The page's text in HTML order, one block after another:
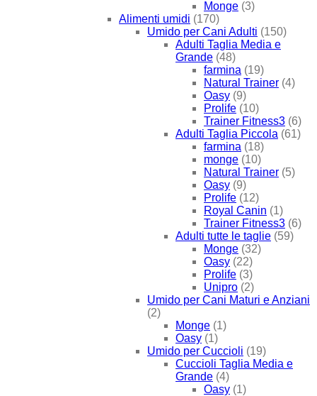
Monge (3)
Alimenti umidi (170)
Umido per Cani Adulti (150)
Adulti Taglia Media e
Grande (48)
farmina (19)
Natural Trainer (4)
Oasy (9)
Prolife (10)
Trainer Fitness3 (6)
Adulti Taglia Piccola (61)
farmina (18)
monge (10)
Natural Trainer (5)
Oasy (9)
Prolife (12)
Royal Canin (1)
Trainer Fitness3 (6)
Adulti tutte le taglie (59)
Monge (32)
Oasy (22)
Prolife (3)
Unipro (2)
Umido per Cani Maturi e Anziani
(2)
Monge (1)
Oasy (1)
Umido per Cuccioli (19)
Cuccioli Taglia Media e
Grande (4)
Oasy (1)